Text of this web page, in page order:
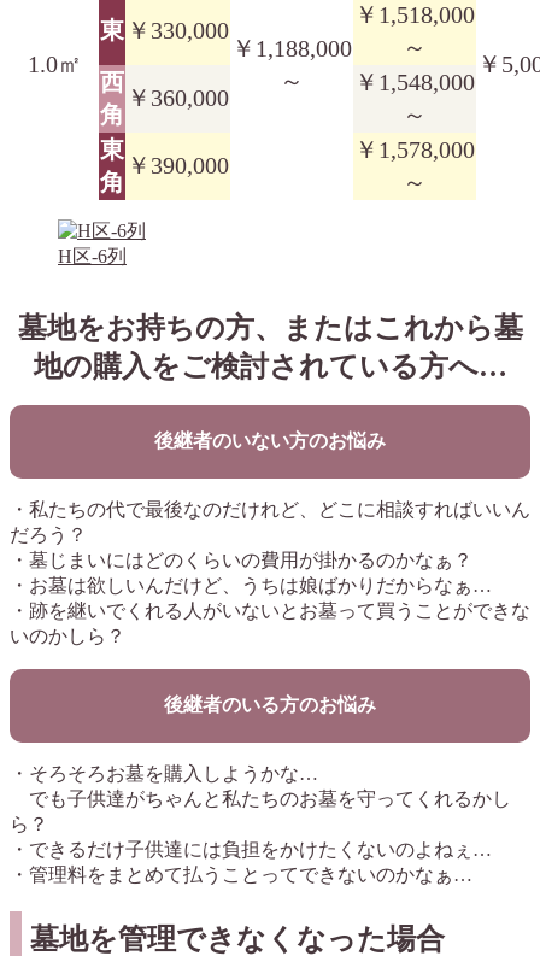
1.0㎡
￥1,188,000
～
￥
東 ￥330,000
￥1,518,000
～
西
角
￥360,000
￥1,548,000
～
東
角
￥390,000
￥1,578,000
～
H区-6列
墓地をお持ちの方、またはこれから墓
地の購入をご検討されている方へ…
後継者のいない方のお悩み
・私たちの代で最後なのだけれど、どこに相談すればいいん
だろう？
・墓じまいにはどのくらいの費用が掛かるのかなぁ？
・お墓は欲しいんだけど、うちは娘ばかりだからなぁ…
・跡を継いでくれる人がいないとお墓って買うことができな
いのかしら？
後継者のいる方のお悩み
・そろそろお墓を購入しようかな…
でも子供達がちゃんと私たちのお墓を守ってくれるかし
ら？
・できるだけ子供達には負担をかけたくないのよねぇ…
・管理料をまとめて払うことってできないのかなぁ…
墓地を管理できなくなった場合